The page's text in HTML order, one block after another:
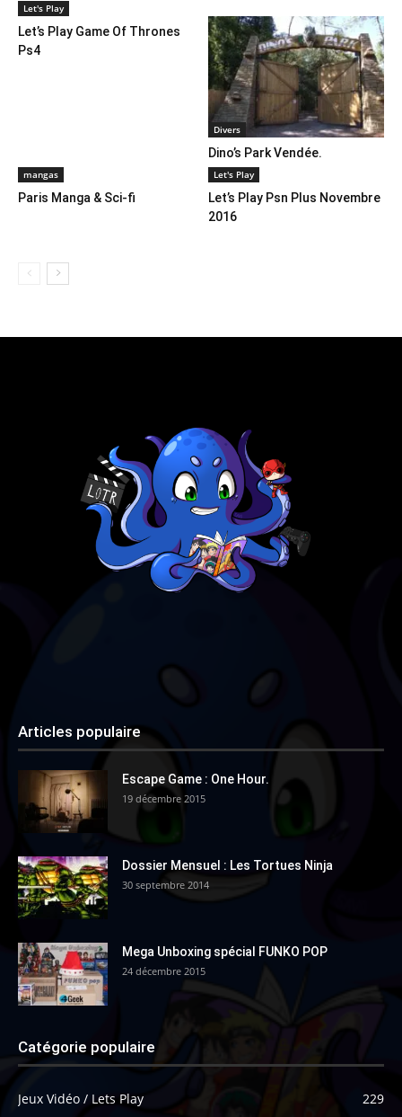
Let's Play
Let’s Play Game Of Thrones
Ps4
Divers
Dino’s Park Vendée.
mangas
Paris Manga & Sci-fi
Let's Play
Let’s Play Psn Plus Novembre
2016
Articles populaire
Escape Game : One Hour.
19 décembre 2015
Dossier Mensuel : Les Tortues Ninja
30 septembre 2014
Mega Unboxing spécial FUNKO POP
24 décembre 2015
Catégorie populaire
Jeux Vidéo / Lets Play
229